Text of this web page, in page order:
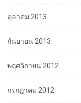
ตุลาคม 2013
กันยายน 2013
พฤศจิกายน 2012
กรกฎาคม 2012